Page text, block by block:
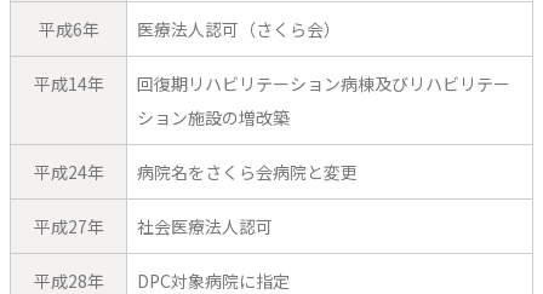
平成6年 医療法人認可（さくら会）
平成14年
回復期リハビリテーション病棟及びリハビリテー
ション施設の増改築
平成24年 病院名をさくら会病院と変更
平成27年 社会医療法人認可
平成28年 DPC対象病院に指定